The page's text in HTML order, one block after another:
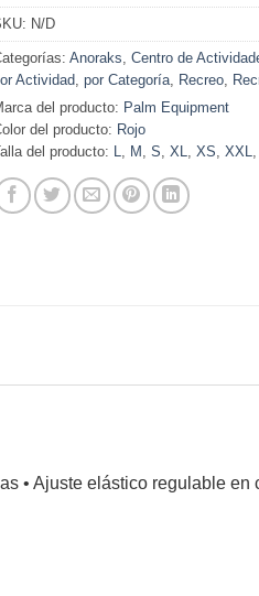
N/D
Anoraks, Centro de
Actividad, por Categoría, Recreo,
del producto: Palm Equipment
del producto: Rojo
del producto: L, M , S, XL, XS, XXL,
• Ajuste elástico regulable en